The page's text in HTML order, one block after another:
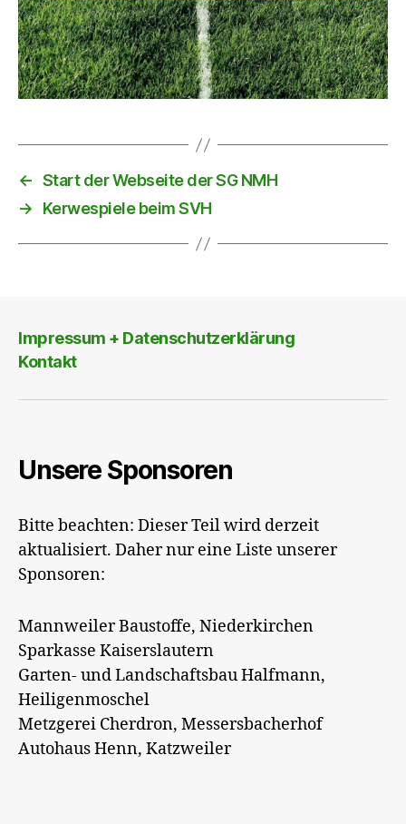
← Start der Webseite der SG NMH
→
Kerwespiele beim SVH
Impressum + Datenschutzerklärung
Kontakt
Unsere Sponsoren
Bitte beachten: Dieser Teil wird derzeit
aktualisiert. Daher nur eine Liste unserer
Sponsoren:
Mannweiler Baustoffe, Niederkirchen
Sparkasse Kaiserslautern
Garten- und Landschaftsbau Halfmann,
Heiligenmoschel
Metzgerei Cherdron, Messersbacherhof
Autohaus Henn, Katzweiler